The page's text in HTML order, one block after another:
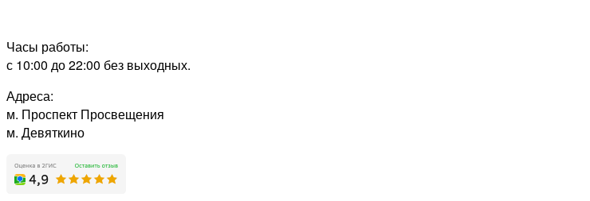
Часы работы:
с 10:00 до 22:00 без выходных.
Адреса:
м. Проспект Просвещения
м. Девяткино